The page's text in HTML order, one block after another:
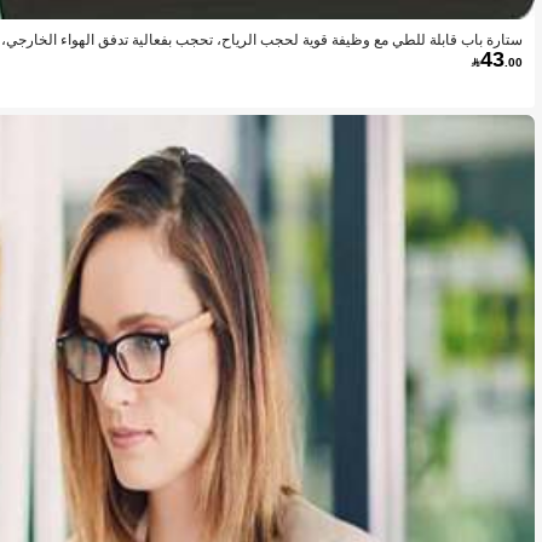
ستارة باب قابلة للطي مع وظيفة قوية لحجب الرياح، تحجب بفعالية تدفق الهواء الخارجي،
اخن، تحجب بالكامل الغبار والفضلات، تعتيم فعال للغاية لإنشاء بيئة داخلية
43 .00